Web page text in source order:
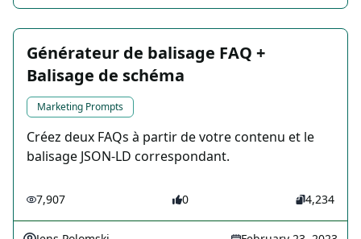
Générateur de balisage FAQ +
Balisage de schéma
Marketing Prompts
Créez deux FAQs à partir de votre contenu et le
balisage JSON-LD correspondant.
7,907 0 4,234